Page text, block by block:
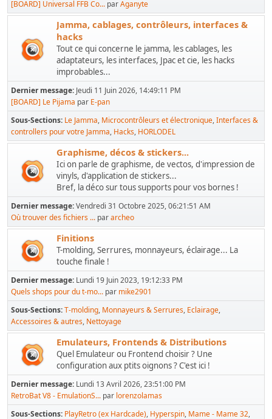
[BOARD] Universal FFB Co... parAganyte
Jamma, cablages, contrôleurs, interfaces &
hacks
Tout ce qui concerne le jamma, les cablages, les
adaptateurs, les interfaces, Jpac et cie, les hacks
improbables...
Dernier message: Jeudi 11 Juin 2026, 14:49:11 PM
[BOARD] Le Pijama par E-pan
Sous-Sections Le Jamma Microcontrôleurs et électronique Interfaces &
controllers pour votre Jamma Hacks HORLODEL
Graphisme, décos & stickers...
Ici on parle de graphisme, de vectos, d'impression de
vinyls, d'application de stickers...
Bref, la déco sur tous supports pour vos bornes !
Dernier message:Vendredi 31 Octobre 2025, 06:21:51 AM
Où trouver des fichiers ... pararcheo
Finitions
T-molding, Serrures, monnayeurs, éclairage... La
touche finale !
Dernier message: Lundi 19 Juin 2023, 19:12:33 PM
Quels shops pour du t-mo... par mike2901
Sous-Sections T-molding Monnayeurs & Serrures Eclairage
Accessoires & autres Nettoyage
Emulateurs, Frontends & Distributions
Quel Emulateur ou Frontend choisir ? Une
configuration aux ptits oignons ? C'est ici !
Dernier message: Lundi 13 Avril 2026, 23:51:00 PM
RetroBat V8 - EmulationS... par lorenzolamas
Sous-Sections PlayRetro (ex Hardcade) Hyperspin Mame - Mame 32